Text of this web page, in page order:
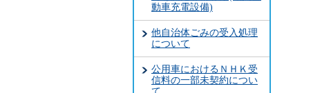
動車充電設備)
他自治体ごみの受入処理
について
公用車におけるＮＨＫ受
信料の一部未契約につい